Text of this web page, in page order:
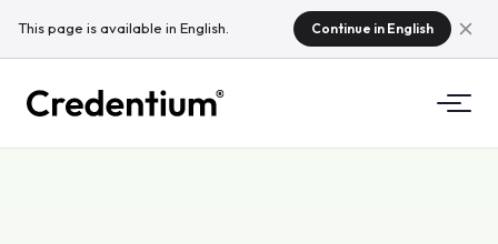
This page is available in English. Continue in English